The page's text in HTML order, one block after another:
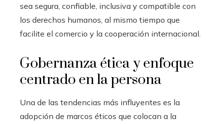
sea segura, confiable, inclusiva y compatible con
los derechos humanos, al mismo tiempo que
facilite el comercio y la cooperación internacional.
Gobernanza ética y enfoque
centrado en la persona
Una de las tendencias más influyentes es la
adopción de marcos éticos que colocan a la